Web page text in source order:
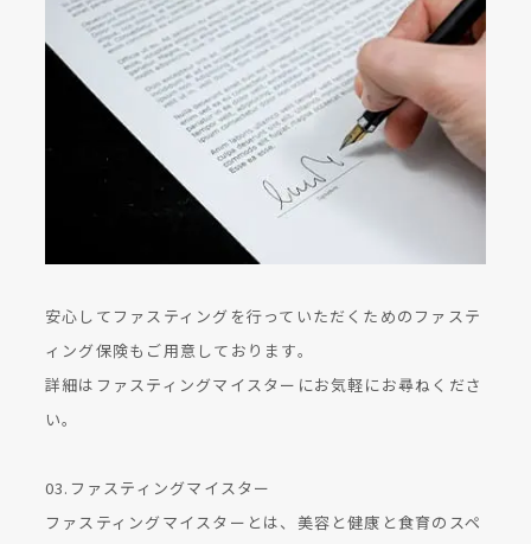
安心してファスティングを行っていただくためのファステ
ィング保険もご用意しております。
詳細はファスティングマイスターにお気軽にお尋ねくださ
い。
03.ファスティングマイスター
ファスティングマイスターとは、美容と健康と食育のスペ